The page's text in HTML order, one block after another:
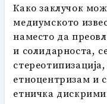
Како заклучок
медиумското
наместо да
и солидарноста,
етноцентризам и
етничка